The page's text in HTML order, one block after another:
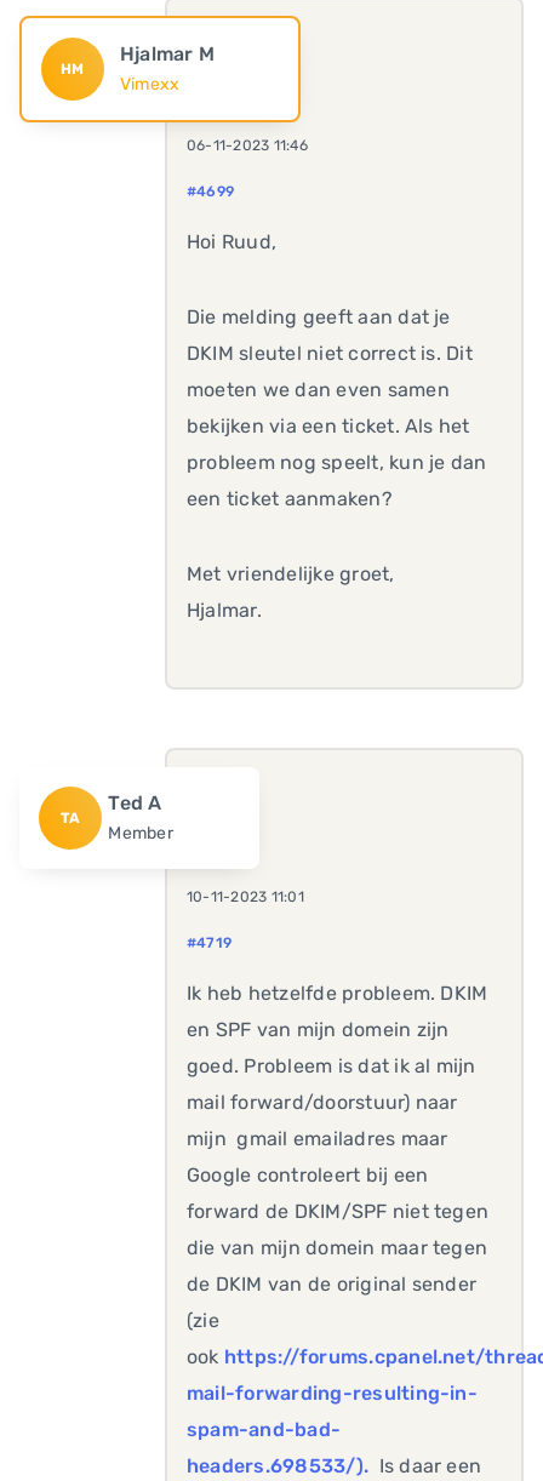
HM
Hjalmar M
Vimexx
06-11-2023 11:46
#4699
Hoi Ruud,
Die melding geeft aan dat je
DKIM sleutel niet correct is. Dit
moeten we dan even samen
bekijken via een ticket. Als het
probleem nog speelt, kun je dan
een ticket aanmaken?
Met vriendelijke groet,
Hjalmar.
TA
Ted A
Member
10-11-2023 11:01
#4719
Ik heb hetzelfde probleem. DKIM
en SPF van mijn domein zijn
goed. Probleem is dat ik al mijn
mail forward/doorstuur) naar
mijn gmail emailadres maar
Google controleert bij een
forward de DKIM/SPF niet tegen
die van mijn domein maar tegen
de DKIM van de original sender
(zie
ook https://forums.cpanel.net/
mail-forwarding-resulting-in-
spam-and-bad-
headers.698533/). Is daar een